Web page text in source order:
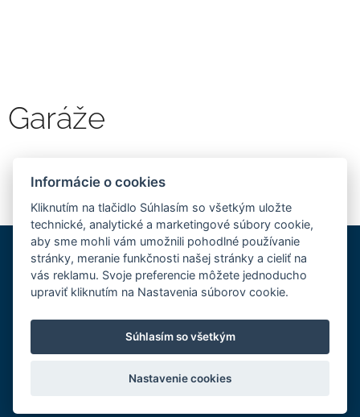
Garáže
pavlus@stavebneprofily.sk
+421 905 645 191Často
Všetky práva vyhradené 2025
osobných údajov
Informácie o cookies
Kliknutím na tlačidlo Súhlasím so všetkým uložte
technické, analytické a marketingové súbory cookie,
aby sme mohli vám umožnili pohodlné používanie
stránky, meranie funkčnosti našej stránky a cieliť na
vás reklamu. Svoje preferencie môžete jednoducho
upraviť kliknutím na Nastavenia súborov cookie.
Súhlasím so všetkým
Nastavenie cookies